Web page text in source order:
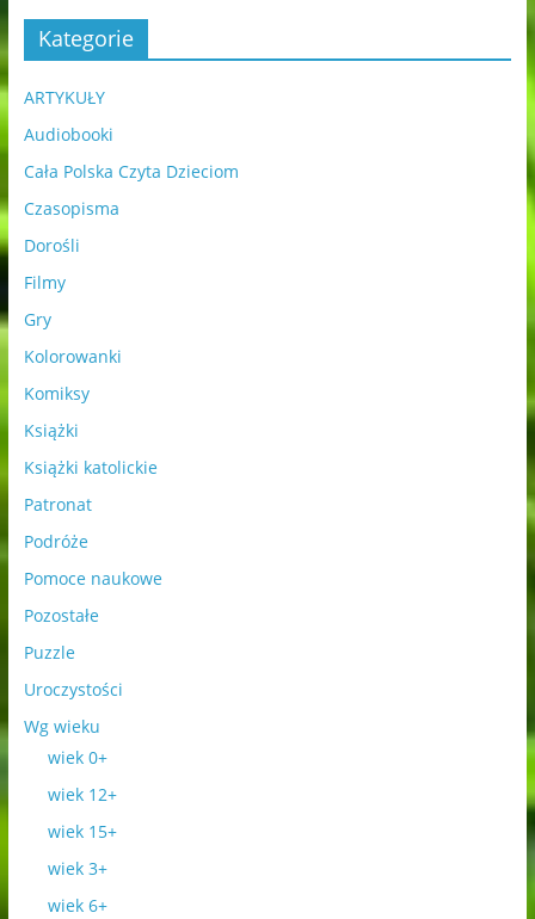
Kategorie
ARTYKUŁY
Audiobooki
Cała Polska Czyta Dzieciom
Czasopisma
Dorośli
Filmy
Gry
Kolorowanki
Komiksy
Książki
Książki katolickie
Patronat
Podróże
Pomoce naukowe
Pozostałe
Puzzle
Uroczystości
Wg wieku
wiek 0+
wiek 12+
wiek 15+
wiek 3+
wiek 6+